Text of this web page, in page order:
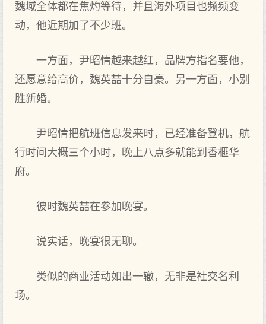
魏域全体都在焦灼等待，并且海外项目也频频变
动，他近期加了不少班。
一方面，尹昭情越来越红，品牌方指名要他，
还愿意给高价，魏英喆十分自豪。另一方面，小别
胜新婚。
尹昭情把航班信息发来时，已经准备登机，航
行时间大概三个小时，晚上八点多就能到香榧华
府。
彼时魏英喆在参加晚宴。
说实话，晚宴很无聊。
类似的商业活动如出一辙，无非是社交名利
场。